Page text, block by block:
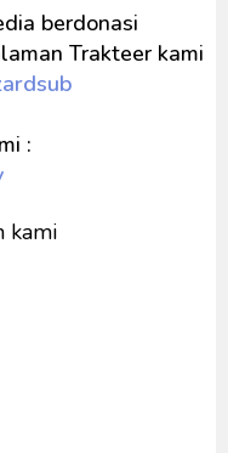
(2014) Subtitle
Journey to Beyond Subtitle
berdonasi
Trakteer kami
:
kami